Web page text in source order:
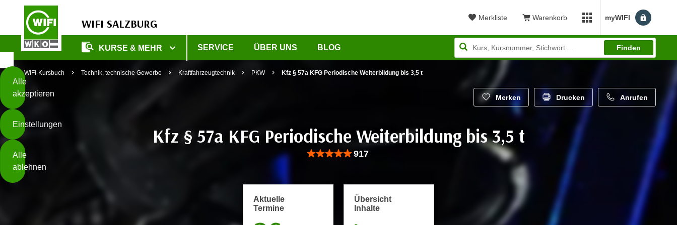
WIFI SALZBURG Merkliste Warenkorb myWIFI Apps öffnen
myWIFI
KURSE & MEHR SERVICE ÜBER UNS BLOG Finden
WIFI-Kursbuch Technik, technische Gewerbe Kraftfahrzeugtechnik PKW Kfz § 57a KFG Periodische Weiterbildung bis 3,5 t
Merken Drucken Anrufen
Kfz § 57a KFG Periodische Weiterbildung bis 3,5 t
Bewertung: Anzahl 917, Durchschnittliche Bewertung: 5,00
917
Aktuelle
Termine
Übersicht
Inhalte
Diese
Seite
verwendet
Cookies
h
e
B
t
Alle
akzeptieren
Einstellungen
Alle
ablehnen